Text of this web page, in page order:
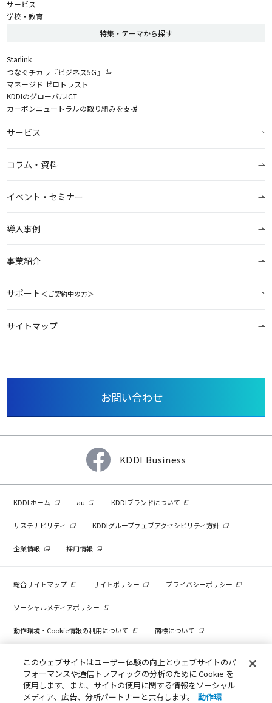
サービス
学校・教育
特集・テーマから探す
Starlink
つなぐチカラ『ビジネス5G』
マネージド ゼロトラスト
KDDIのグローバルICT
カーボンニュートラルの取り組みを支援
サービス
コラム・資料
イベント・セミナー
導入事例
事業紹介
サポート＜ご契約中の方＞
サイトマップ
お問い合わせ
KDDI Business
KDDI ホーム au KDDIブランドについて
サステナビリティ KDDIグループウェブアクセシビリティ方針
企業情報 採用情報
総合サイトマップ サイトポリシー プライバシーポリシー
ソーシャルメディアポリシー
動作環境・Cookie情報の利用について 商標について
このウェブサイトはユーザー体験の向上とウェブサイトのパ
フォーマンスや通信トラフィックの分析のために Cookie を
使用します。また、サイトの使用に関する情報をソーシャル
メディア、広告、分析パートナーと共有します。
動作環